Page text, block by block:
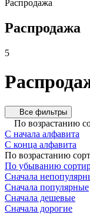
Распродажа
Распродажа
5
Все фильтры
По возрастанию
С начала алфавита
С конца алфавита
По возрастанию
По убыванию
Сначала
Сначала популярные
Сначала дешевые
Сначала дорогие